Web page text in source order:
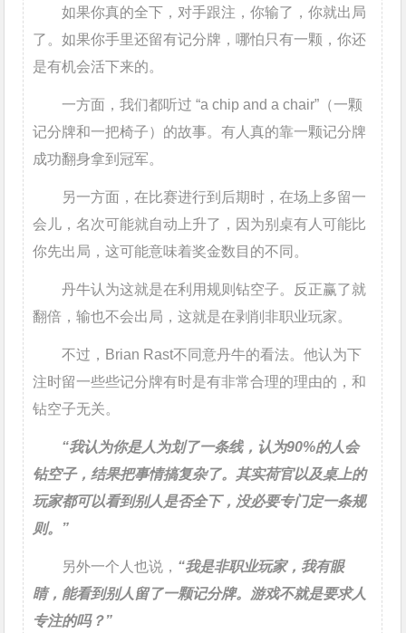
如果你真的全下，对手跟注，你输了，你就出局
了。如果你手里还留有记分牌，哪怕只有一颗，你还
是有机会活下来的。
一方面，我们都听过 “a chip and a chair”（一颗
记分牌和一把椅子）的故事。有人真的靠一颗记分牌
成功翻身拿到冠军。
另一方面，在比赛进行到后期时，在场上多留一
会儿，名次可能就自动上升了，因为别桌有人可能比
你先出局，这可能意味着奖金数目的不同。
丹牛认为这就是在利用规则钻空子。反正赢了就
翻倍，输也不会出局，这就是在剥削非职业玩家。
不过，Brian Rast不同意丹牛的看法。他认为下
注时留一些些记分牌有时是有非常合理的理由的，和
钻空子无关。
“我认为你是人为划了一条线，认为90%的人会
钻空子，结果把事情搞复杂了。其实荷官以及桌上的
玩家都可以看到别人是否全下，没必要专门定一条规
则。”
另外一个人也说， “我是非职业玩家，我有眼
睛，能看到别人留了一颗记分牌。游戏不就是要求人
专注的吗？”